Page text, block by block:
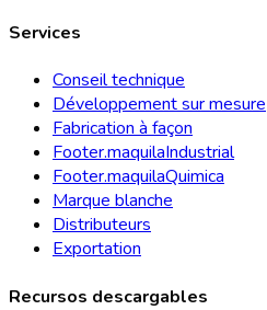
Services
Conseil technique
Développement sur mesure
Fabrication à façon
Footer.maquilaIndustrial
Footer.maquilaQuimica
Marque blanche
Distributeurs
Exportation
Recursos descargables